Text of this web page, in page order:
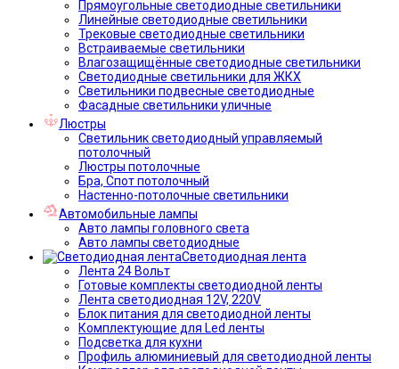
Прямоугольные светодиодные светильники
Линейные светодиодные светильники
Трековые светодиодные светильники
Встраиваемые светильники
Влагозащищённые светодиодные светильники
Светодиодные светильники для ЖКХ
Светильники подвесные светодиодные
Фасадные светильники уличные
Люстры
Светильник светодиодный управляемый
потолочный
Люстры потолочные
Бра, Спот потолочный
Настенно-потолочные светильники
Автомобильные лампы
Авто лампы головного света
Авто лампы светодиодные
Светодиодная лента
Лента 24 Вольт
Готовые комплекты светодиодной ленты
Лента светодиодная 12V, 220V
Блок питания для светодиодной ленты
Комплектующие для Led ленты
Подсветка для кухни
Профиль алюминиевый для светодиодной ленты